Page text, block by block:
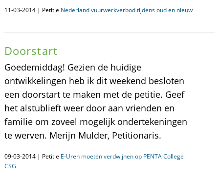
11-03-2014 | Petitie Nederland vuurwerkverbod tijdens oud en nieuw
Doorstart
Goedemiddag! Gezien de huidige
ontwikkelingen heb ik dit weekend besloten
een doorstart te maken met de petitie. Geef
het alstublieft weer door aan vrienden en
familie om zoveel mogelijk ondertekeningen
te werven. Merijn Mulder, Petitionaris.
09-03-2014 | Petitie E-Uren moeten verdwijnen op PENTA College
CSG